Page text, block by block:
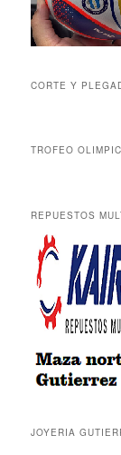
CORTE Y
TROFEO
REPUESTOS
JOYERIA